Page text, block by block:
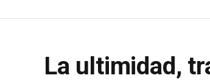
La ultimidad,